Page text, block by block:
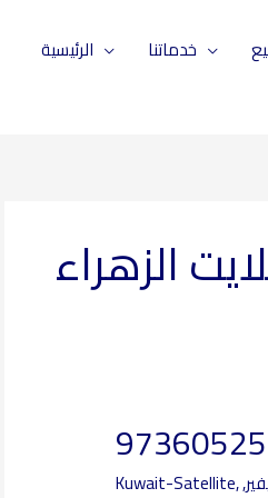
الرئيسية خدماتنا
الزهراء
Kuwait-Satellite,,
فني
ستلايت
الكويت